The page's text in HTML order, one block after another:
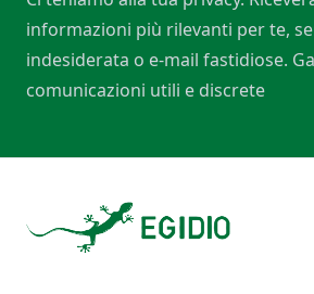
informazioni più rilevanti per te,
indesiderata o e-mail fastidiose.
comunicazioni utili e discrete